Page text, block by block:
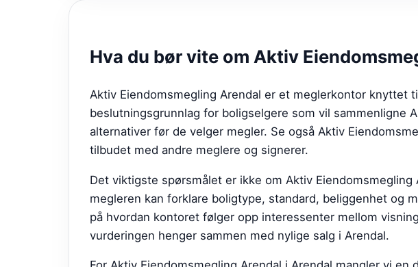
Hva du bør vite om Aktiv
Aktiv Eiendomsmegling Arendal er et meglerkontor knyttet
beslutningsgrunnlag for boligselgere som vil sammenligne
alternativer før de velger megler. Se også Aktiv
tilbudet med andre meglere og signerer.
Det viktigste spørsmålet er ikke om Aktiv
megleren kan forklare boligtype, standard, beliggenhet og
på hvordan kontoret følger opp interessenter mellom
vurderingen henger sammen med nylige salg i Arendal.